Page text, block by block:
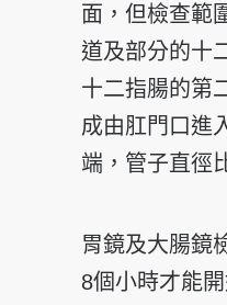
面，但檢查範
道及部分的十
十二指腸的第
成由肛門口進
端，管子直徑
胃鏡及大腸鏡
8個小時才能